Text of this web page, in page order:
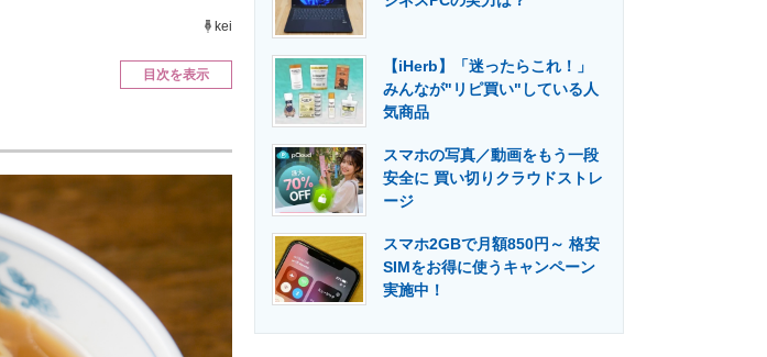
エネルギーの専門メディア 建設×テクノロジーの最前線
kei
目次を表示
【iHerb】「迷ったらこれ！」
みんなが"リピ買い"している人
気商品
スマホの写真／動画をもう一段
安全に 買い切りクラウドストレ
ージ
スマホ2GBで月額850円～ 格安
SIMをお得に使うキャンペーン
実施中！